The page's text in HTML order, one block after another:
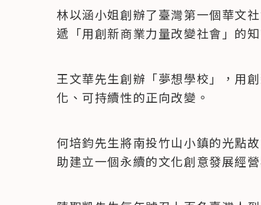
林以涵小姐創辦了臺灣第一個華文
遞「用創新商業力量改變社會」的
王文華先生創辦「夢想學校」，用
化、可持續性的正向改變。
何培鈞先生將南投竹山小鎮的光點
助建立一個永續的文化創意發展經營